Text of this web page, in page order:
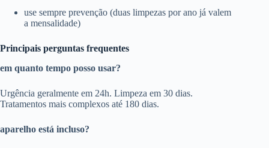
use sempre prevenção (duas limpezas por ano já valem
a mensalidade)
Principais perguntas frequentes
em quanto tempo posso usar?
Urgência geralmente em 24h. Limpeza em 30 dias.
Tratamentos mais complexos até 180 dias.
aparelho está incluso?